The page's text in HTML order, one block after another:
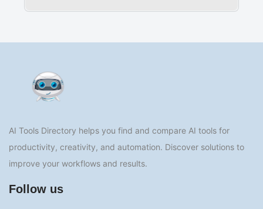
AI Tools Directory helps you find and compare AI tools for
productivity, creativity, and automation. Discover solutions to
improve your workflows and results.
Follow us